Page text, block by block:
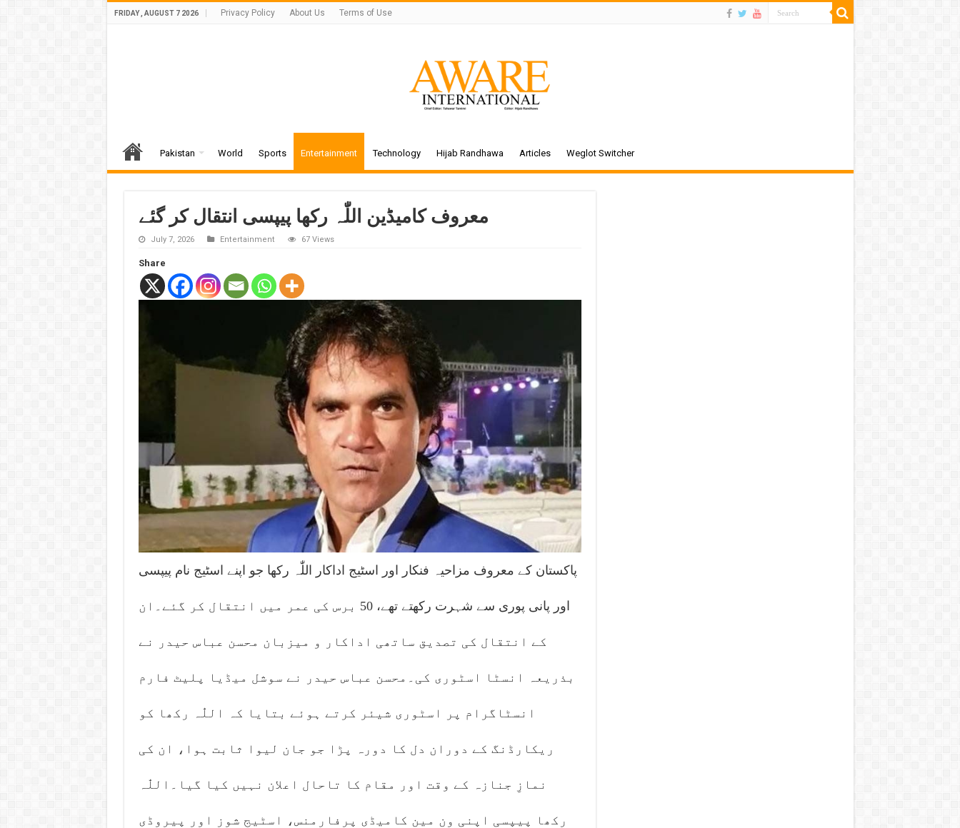
FRIDAY , AUGUST 7 2026 Privacy Policy About Us Terms of Use
Pakistan World Sports Entertainment Technology Hijab Randhawa Articles Weglot Switcher
معروف کامیڈین اللّٰہ رکھا پیپسی انتقال کر گئے
July 7, 2026 Entertainment 67 Views
Share
پاکستان کے معروف مزاحیہ فنکار اور اسٹیج اداکار اللّٰہ رکھا جو اپنے اسٹیج نام پیپسی
اور پانی پوری سے شہرت رکھتے تھے، 50 برس کی عمر میں انتقال کر گئے۔ان
کے انتقال کی تصدیق ساتھی اداکار و میزبان محسن عباس حیدر نے
بذریعہ انسٹا اسٹوری کی۔محسن عباس حیدر نے سوشل میڈیا پلیٹ فارم
انسٹاگرام پر اسٹوری شیئر کرتے ہوئے بتایا کہ اللّٰہ رکھا کو
ریکارڈنگ کے دوران دل کا دورہ پڑا جو جان لیوا ثابت ہوا، ان کی
نمازِ جنازہ کے وقت اور مقام کا تاحال اعلان نہیں کیا گیا۔اللّٰہ
رکھا پیپسی اپنی ون مین کامیڈی پرفارمنس، اسٹیج شوز اور پیروڈی